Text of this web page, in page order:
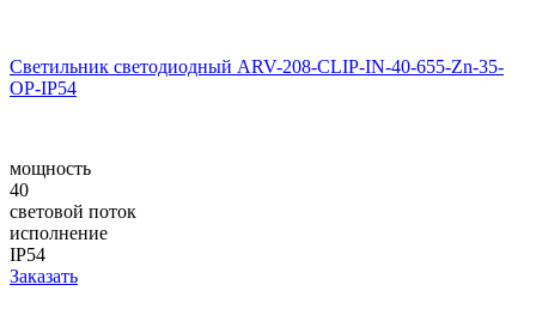
Светильник светодиодный ARV-208-CLIP-IN-40-655-Zn-35-
OP-IP54
мощность
40
световой поток
исполнение
IP54
Заказать